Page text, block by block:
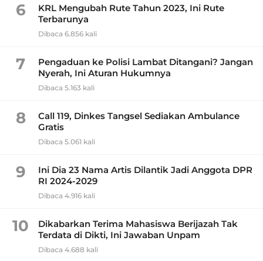
6
KRL Mengubah Rute Tahun 2023, Ini Rute
Terbarunya
Dibaca 6.856 kali
7
Pengaduan ke Polisi Lambat Ditangani? Jangan
Nyerah, Ini Aturan Hukumnya
Dibaca 5.163 kali
8
Call 119, Dinkes Tangsel Sediakan Ambulance
Gratis
Dibaca 5.061 kali
9
Ini Dia 23 Nama Artis Dilantik Jadi Anggota DPR
RI 2024-2029
Dibaca 4.916 kali
10
Dikabarkan Terima Mahasiswa Berijazah Tak
Terdata di Dikti, Ini Jawaban Unpam
Dibaca 4.688 kali